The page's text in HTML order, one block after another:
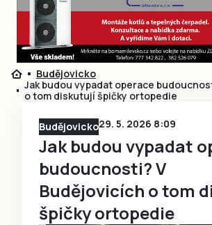
Budějovicko
Jak budou vypadat operace
o tom diskutují špičky ortopedie
Budějovicko29. 5. 2026 8:09
Jak budou vypadat
budoucnosti? V
Budějovicích o tom
špičky ortopedie